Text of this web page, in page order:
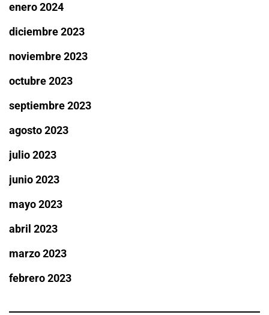
enero 2024
diciembre 2023
noviembre 2023
octubre 2023
septiembre 2023
agosto 2023
julio 2023
junio 2023
mayo 2023
abril 2023
marzo 2023
febrero 2023